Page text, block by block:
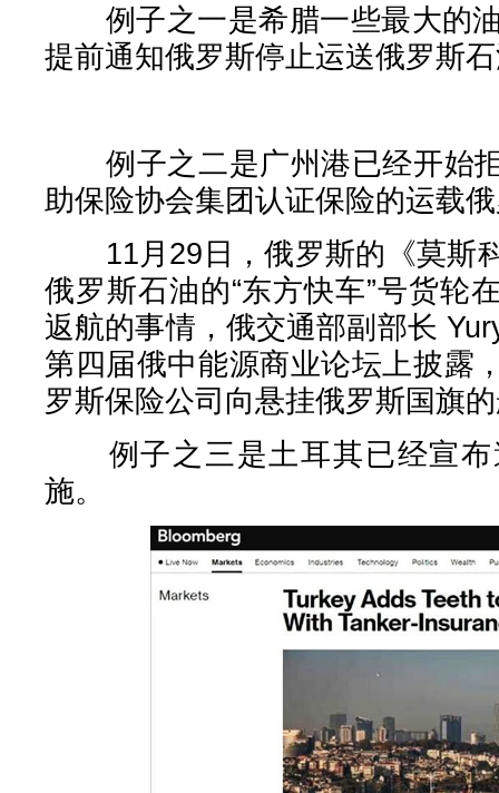
例子之一是希腊一些最大的油
提前通知俄罗斯停止运送俄罗斯
例子之二是广州港已经开始
助保险协会集团认证保险的运载
11月29日，俄罗斯的《莫斯
俄罗斯石油的“东方快车”号货轮
返航的事情，俄交通部副部长
第四届俄中能源商业论坛上披露
罗斯保险公司向悬挂俄罗斯国旗
例子之三是土耳其已经宣布
施。